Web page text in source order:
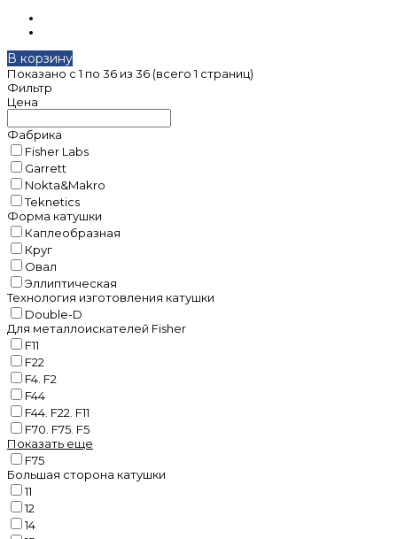
В корзину
Показано с 1 по 36 из 36 (всего 1 страниц)
Фильтр
Цена
Фабрика
Fisher Labs
Garrett
Nokta&Makro
Teknetics
Форма катушки
Каплеобразная
Круг
Овал
Эллиптическая
Технология изготовления катушки
Double-D
Для металлоискателей Fisher
F11
F22
F4. F2
F44
F44. F22. F11
F70. F75. F5
Показать еще
F75
Большая сторона катушки
11
12
14